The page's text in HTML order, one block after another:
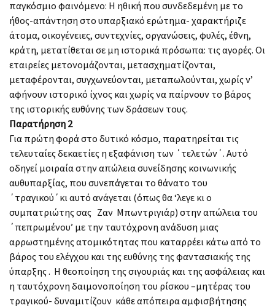
παγκόσμιο φαινόμενο: Η ηθική που συνδεδεμένη με το
ήθος-απάντηση στο υπαρξιακό ερώτημα- χαρακτήριζε
άτομα, οικογένειες, συντεχνίες, οργανώσεις, φυλές, έθνη,
κράτη, μετατίθεται σε μη ιστορικά πρόσωπα: τις αγορές. Οι
εταιρείες μετονομάζονται, μετασχηματίζονται,
μεταφέρονται, συγχωνεύονται, μεταπωλούνται, χωρίς ν’
αφήνουν ιστορικό ίχνος και χωρίς να παίρνουν το βάρος
της ιστορικής ευθύνης των δράσεων τους.
Παρατήρηση 2
Για πρώτη φορά στο δυτικό κόσμο, παρατηρείται τις
τελευταίες δεκαετίες η εξαφάνιση των ΄τελετών΄. Αυτό
οδηγεί μοιραία στην απώλεια συνείδησης κοινωνικής
αυθυπαρξίας, που συνεπάγεται το θάνατο του
΄τραγικού΄κι αυτό ανάγεται (όπως θα ‘λεγε κι ο
συμπατριώτης σας Ζαν Μπωντριγιάρ) στην απώλεια του
΄πεπρωμένου’ με την ταυτόχρονη ανάδυση μιας
αρρωστημένης ατομικότητας που καταρρέει κάτω από το
βάρος του ελέγχου και της ευθύνης της φαντασιακής της
ύπαρξης . Η θεοποίηση της σιγουριάς και της ασφάλειας και
η ταυτόχρονη δαιμονοποίηση του ρίσκου –μητέρας του
τραγικού- δυναμιτίζουν κάθε απόπειρα αμφισβήτησης